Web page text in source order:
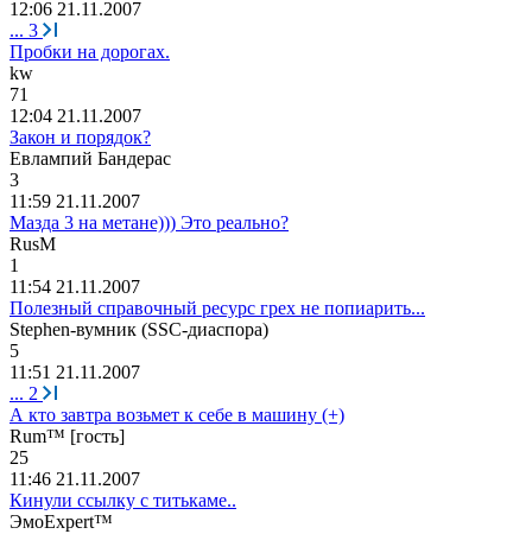
12:06 21.11.2007
... 3
Пробки на дорогах.
kw
71
12:04 21.11.2007
Закон и порядок?
Евлампий Бандерас
3
11:59 21.11.2007
Мазда 3 на метане))) Это реально?
RusM
1
11:54 21.11.2007
Полезный справочный ресурс грех не попиарить...
Stephen-вумник (SSC-диаспора)
5
11:51 21.11.2007
... 2
А кто завтра возьмет к себе в машину (+)
Rum™ [гость]
25
11:46 21.11.2007
Кинули ссылку с титькаме..
ЭмоExpert™